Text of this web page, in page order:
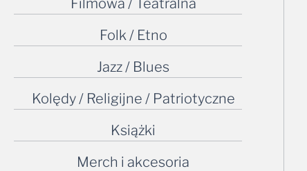
Folk / Etno
Jazz / Blues
Kolędy / Religijne / Patriotyczne
Książki
Merch i akcesoria